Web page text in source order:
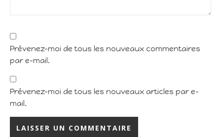
Prévenez-moi de tous les nouveaux commentaires
par e-mail.
Prévenez-moi de tous les nouveaux articles par e-
mail.